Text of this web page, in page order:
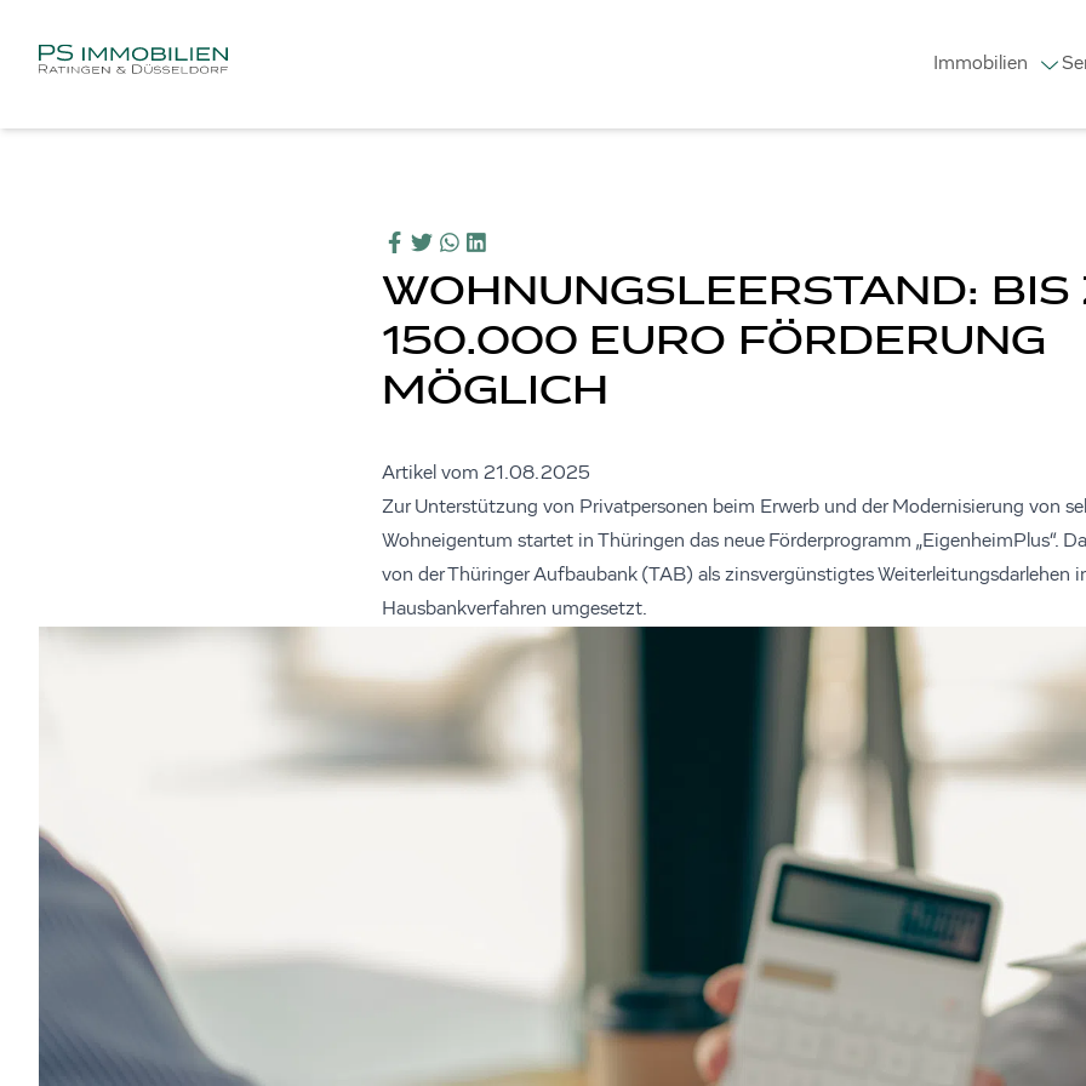
Immobilien
WOHNUNGSLEERSTAND: BIS
150.000 EURO FÖRDERUNG
MÖGLICH
Artikel vom 21.08.2025
Zur Unterstützung von Privatpersonen beim Erwerb und der Modernisierung von
Wohneigentum startet in Thüringen das neue Förderprogramm „EigenheimPlus“.
von der Thüringer Aufbaubank (TAB) als zinsvergünstigtes Weiterleitungsdarlehen
Hausbankverfahren umgesetzt.